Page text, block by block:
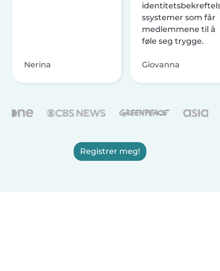
Nerina
ssystemer som får
medlemmene til å
føle seg trygge.
Giovanna
Registrer meg!